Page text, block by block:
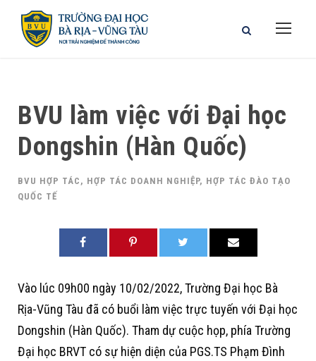
BVU làm việc với Đại học
Dongshin (Hàn Quốc)
BVU HỢP TÁC , HỢP TÁC DOANH NGHIỆP, HỢP TÁC ĐÀO TẠO
QUỐC TẾ
Vào lúc 09h00 ngày 10/02/2022, Trường Đại học Bà
Rịa-Vũng Tàu đã có buổi làm việc trực tuyến với Đại học
Dongshin (Hàn Quốc). Tham dự cuộc họp, phía Trường
Đại học BRVT có sự hiện diện của PGS.TS Phạm Đình